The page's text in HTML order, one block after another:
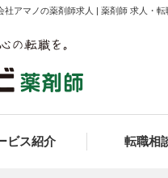
マノの薬剤師求人 | 薬剤師 求人・転
ビス紹介 転職相